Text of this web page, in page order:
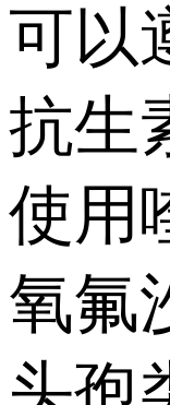
可以
抗生
使用
氧氟